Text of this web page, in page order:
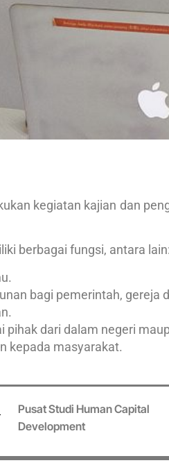
kegiatan kajian dan
berbagai fungsi, antara lain:
bagi pemerintah, gereja
dari dalam negeri
kepada masyarakat.
Pusat Studi Human Capital
Development